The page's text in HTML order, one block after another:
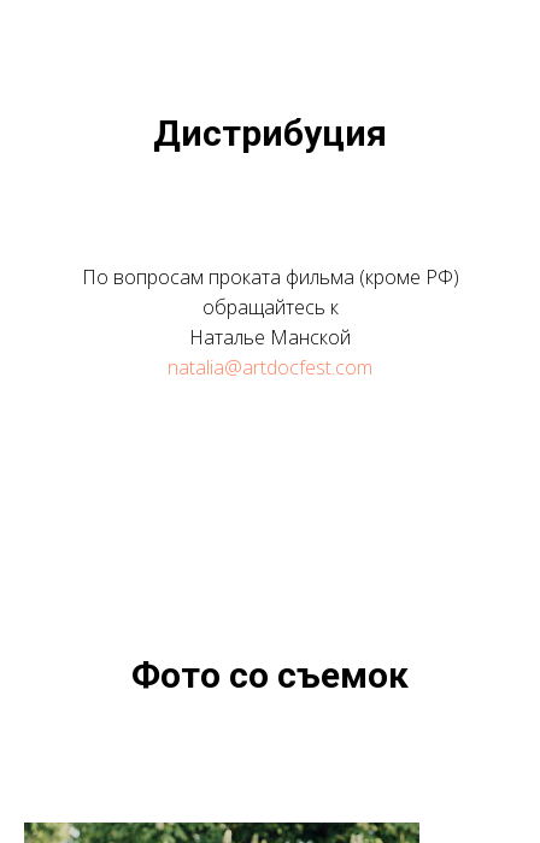
Дистрибуция
По вопросам проката фильма (кроме РФ)
обращайтесь к
Наталье Манской
natalia@artdocfest.com
Фото со съемок